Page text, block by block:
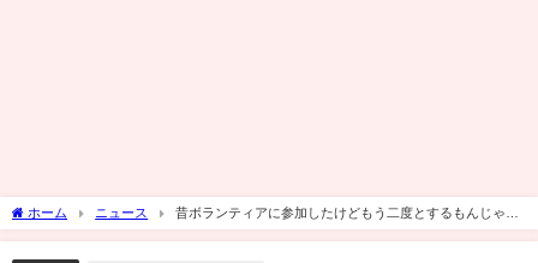
ホーム ニュース
昔ボランティアに参加したけどもう二度とするもんじゃね
ーなｗｗｗ